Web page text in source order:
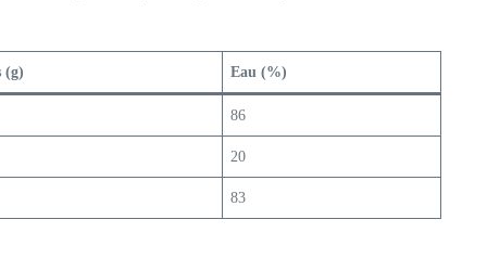
(g) Eau (%)
86
20
83